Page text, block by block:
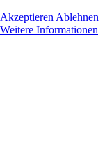
Akzeptieren Ablehnen
Weitere Informationen |